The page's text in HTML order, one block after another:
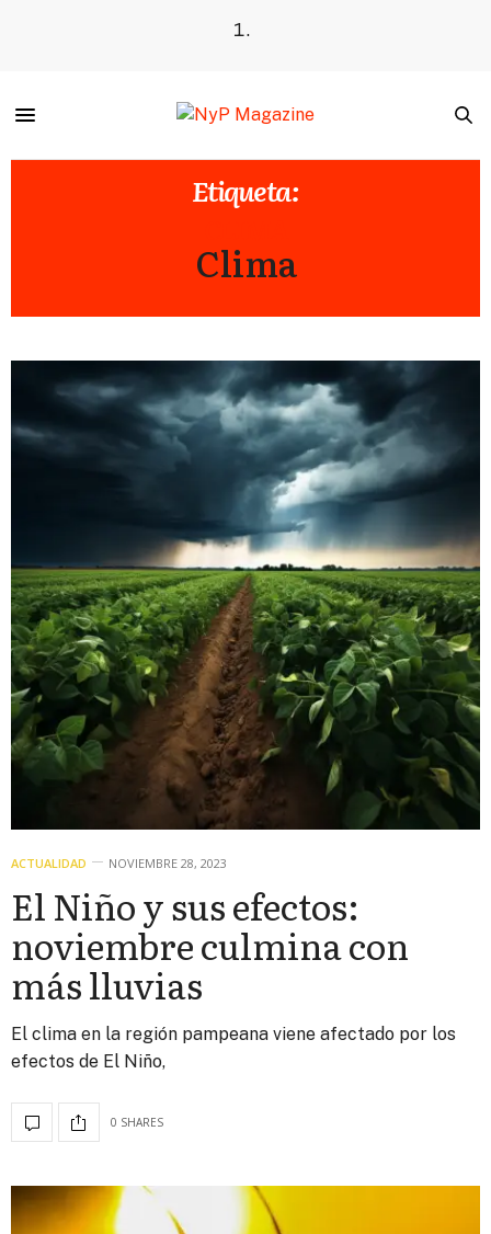
Etiqueta:
Clima
ACTUALIDAD NOVIEMBRE 28, 2023
El Niño y sus efectos:
noviembre culmina con
más lluvias
El clima en la región pampeana viene afectado por los
efectos de El Niño,
0 SHARES